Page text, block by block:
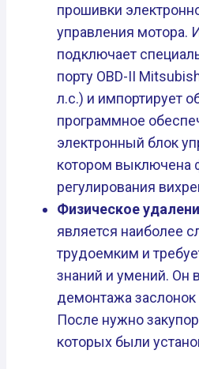
прошивки
управления мотора.
подключает
порту OBD-II
л.с.) и импортирует
программное
электронный блок
котором выключена
регулирования
Физическое
является наиболее
трудоемким и
знаний и умений. Он
демонтажа заслонок
После нужно
которых были